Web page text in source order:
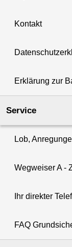
Kontakt
Erklärung zur
Service
Lob,
Wegweiser A -
Ihr direkter
FAQ